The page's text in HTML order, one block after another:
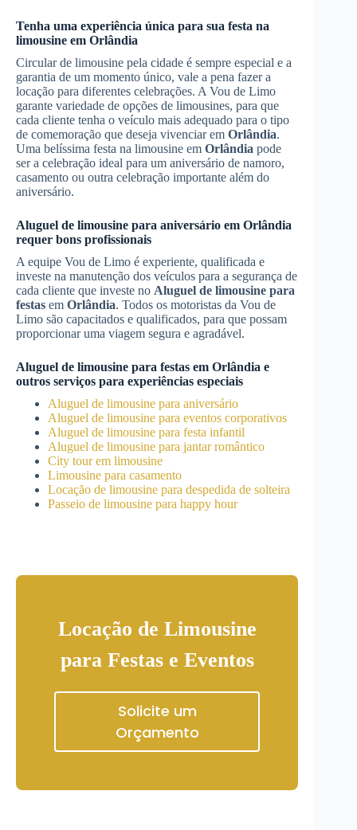
Tenha uma experiência única para sua festa na
limousine em Orlândia
Circular de limousine pela cidade é sempre especial e a
garantia de um momento único, vale a pena fazer a
locação para diferentes celebrações. A Vou de Limo
garante variedade de opções de limousines, para que
cada cliente tenha o veículo mais adequado para o tipo
de comemoração que deseja vivenciar em Orlândia.
Uma belíssima festa na limousine em Orlândia pode
ser a celebração ideal para um aniversário de namoro,
casamento ou outra celebração importante além do
aniversário.
Aluguel de limousine para aniversário em Orlândia
requer bons profissionais
A equipe Vou de Limo é experiente, qualificada e
investe na manutenção dos veículos para a segurança de
cada cliente que investe no Aluguel de limousine para
festas em Orlândia. Todos os motoristas da Vou de
Limo são capacitados e qualificados, para que possam
proporcionar uma viagem segura e agradável.
Aluguel de limousine para festas em Orlândia e
outros serviços para experiências especiais
Aluguel de limousine para aniversário
Aluguel de limousine para eventos corporativos
Aluguel de limousine para festa infantil
Aluguel de limousine para jantar romântico
City tour em limousine
Limousine para casamento
Locação de limousine para despedida de solteira
Passeio de limousine para happy hour
Locação de Limousine
para Festas e Eventos
Solicite um
Orçamento